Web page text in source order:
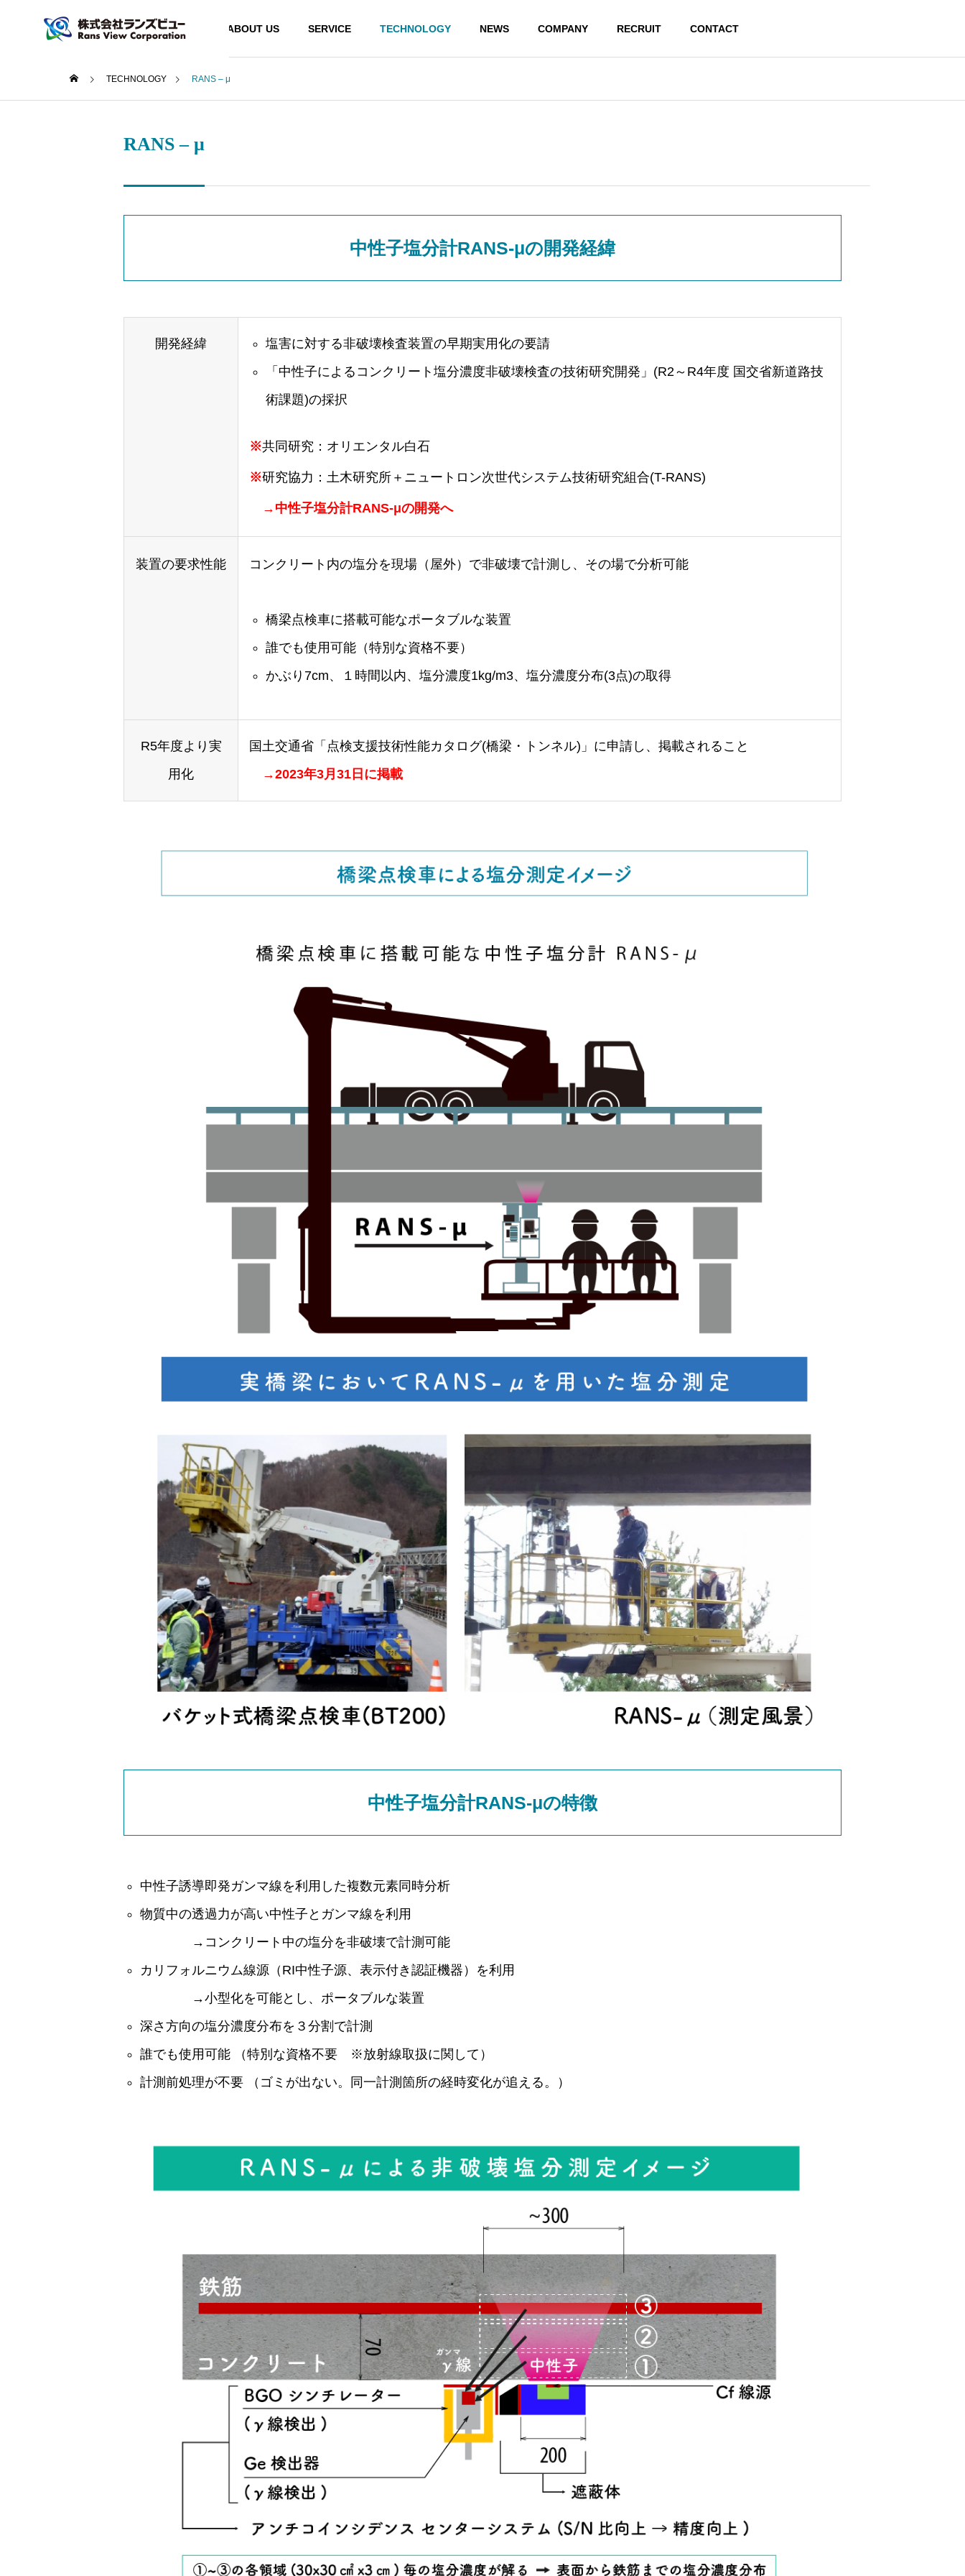
ABOUT US SERVICE TECHNOLOGY NEWS COMPANY RECRUIT CONTACT
TECHNOLOGY
TECHNOLOGY RANS – μ
RANS – μ
中性子塩分計RANS-μの開発経緯
開発経緯
塩害に対する非破壊検査装置の早期実用化の要請
「中性子によるコンクリート塩分濃度非破壊検査の技術研究開発」(R2～R4年度 国交省新道路技
術課題)の採択
※共同研究：オリエンタル白石
※研究協力：土木研究所＋ニュートロン次世代システム技術研究組合(T-RANS)
→中性子塩分計RANS-μの開発へ
装置の要求性能 コンクリート内の塩分を現場（屋外）で非破壊で計測し、その場で分析可能
橋梁点検車に搭載可能なポータブルな装置
誰でも使用可能（特別な資格不要）
かぶり7cm、１時間以内、塩分濃度1kg/m3、塩分濃度分布(3点)の取得
R5年度より実
用化
国土交通省「点検支援技術性能カタログ(橋梁・トンネル)」に申請し、掲載されること
→2023年3月31日に掲載
中性子塩分計RANS-μの特徴
中性子誘導即発ガンマ線を利用した複数元素同時分析
物質中の透過力が高い中性子とガンマ線を利用
→コンクリート中の塩分を非破壊で計測可能
カリフォルニウム線源（RI中性子源、表示付き認証機器）を利用
→小型化を可能とし、ポータブルな装置
深さ方向の塩分濃度分布を３分割で計測
誰でも使用可能 （特別な資格不要 ※放射線取扱に関して）
計測前処理が不要 （ゴミが出ない。同一計測箇所の経時変化が追える。）